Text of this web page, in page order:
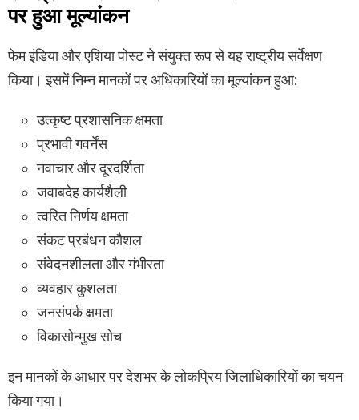
पर हुआ मूल्यांकन
फेम इंडिया और एशिया पोस्ट ने संयुक्त रूप से यह राष्ट्रीय सर्वेक्षण
किया। इसमें निम्न मानकों पर अधिकारियों का मूल्यांकन हुआ:
उत्कृष्ट प्रशासनिक क्षमता
प्रभावी गवर्नेंस
नवाचार और दूरदर्शिता
जवाबदेह कार्यशैली
त्वरित निर्णय क्षमता
संकट प्रबंधन कौशल
संवेदनशीलता और गंभीरता
व्यवहार कुशलता
जनसंपर्क क्षमता
विकासोन्मुख सोच
इन मानकों के आधार पर देशभर के लोकप्रिय जिलाधिकारियों का चयन
किया गया।